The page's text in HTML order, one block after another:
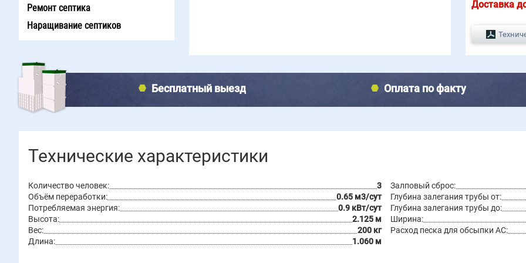
Ремонт септика
Наращивание септиков
Доставка
Бесплатный выезд Оплата по факту
Технические характеристики
Количество человек: 3
Залповый сброс:
Объём переработки:
0.65 м3/сут
Глубина залегания трубы от:
Потребляемая энергия:
0.9 кВт/сут
Глубина залегания трубы до:
Высота:
2.125 м
Ширина:
Вес:
200 кг
Расход песка для обсыпки АС:
Длина:
1.060 м